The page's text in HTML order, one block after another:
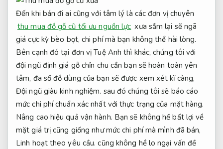
Đến khi bán đi ai cũng với tâm lý là các đơn vị chuyên
thu mua đồ gỗ cũ tối ưu nguồn lực xưa sắm lại sẽ ngã
giá cực kỳ bèo bọt, chi phí mà bạn không thể hài lòng.
Bên cạnh đó tại đơn vị Tuệ Anh thì khác, chúng tôi với
đội ngũ định giá gỗ chỉn chu cần bạn sẽ hoàn toàn yên
tâm, đa số đồ dùng của bạn sẽ được xem xét kĩ càng,
Đội ngũ giàu kinh nghiệm. sau đó chúng tôi sẽ báo cáo
mức chi phí chuẩn xác nhất với thực trạng của mặt hàng.
Nâng cao hiệu quả vận hành. Bạn sẽ không hề bất lợi về
mặt giá trị cũng giống như mức chi phí mà mình đã bán,
Linh hoạt theo yêu cầu. cũng không hề lo ngại vấn đề